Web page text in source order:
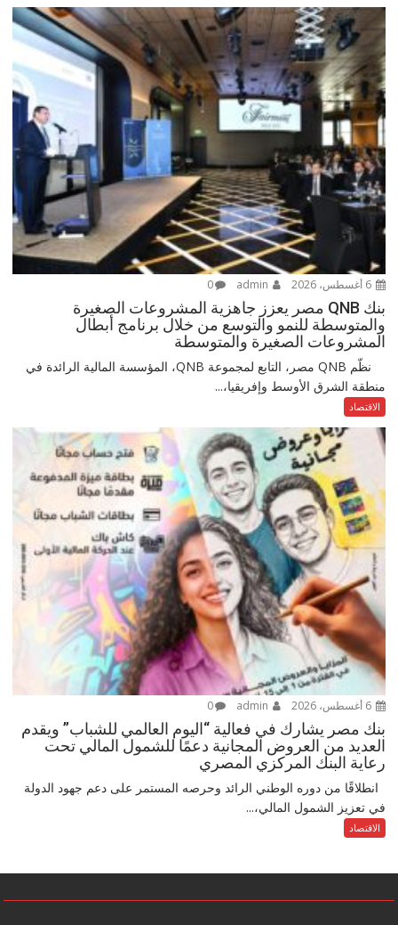
6 أغسطس، 2026 0
بنك QNB مصر يعزز جاهزية المشروعات الصغيرة
والمتوسطة للنمو والتوسع من خلال برنامج أبطال
المشروعات الصغيرة والمتوسطة
نظّم QNB مصر، التابع لمجموعة QNB، المؤسسة المالية الرائدة في
منطقة الشرق الأوسط وإفريقيا،...
الاقتصاد
6 أغسطس، 2026 0
بنك مصر يشارك في فعالية “اليوم العالمي للشباب” ويقدم
العديد من العروض المجانية دعمًا للشمول المالي تحت
رعاية البنك المركزي المصري
انطلاقًا من دوره الوطني الرائد وحرصه المستمر على دعم جهود الدولة
في تعزيز الشمول المالي،...
الاقتصاد